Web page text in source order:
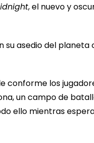
, el nuevo y
su asedio del
conforme los
un campo de
ello mientras